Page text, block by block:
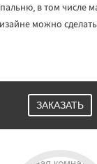
в том числе
можно
ЗАКАЗАТЬ